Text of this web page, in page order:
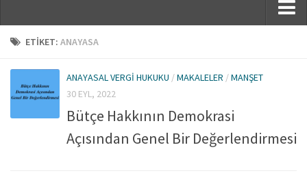
Ana Sayfa
Özgeçmiş
Yayınlanmış Çalışmalar
Danışmanlıklar, Jüri Üyelikleri ve Atıflar
ETIKET: ANAYASA
ANAYASAL VERGI HUKUKU /MAKALELER /MANŞET
30 EYL, 2022
Bütçe Hakkının Demokrasi
Açısından Genel Bir Değerlendirmesi